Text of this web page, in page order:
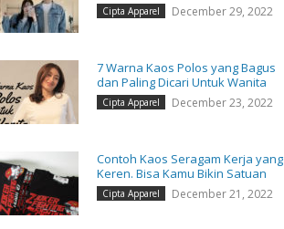
Cipta Apparel December 29, 2022
7 Warna Kaos Polos yang Bagus
dan Paling Dicari Untuk Wanita
Cipta Apparel December 23, 2022
Contoh Kaos Seragam Kerja yang
Keren. Bisa Kamu Bikin Satuan
Cipta Apparel December 21, 2022